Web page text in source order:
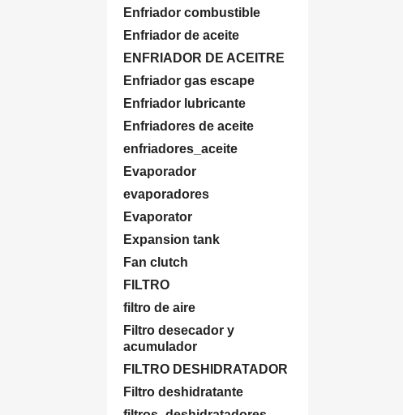
Enfriador combustible
Enfriador de aceite
ENFRIADOR DE ACEITRE
Enfriador gas escape
Enfriador lubricante
Enfriadores de aceite
enfriadores_aceite
Evaporador
evaporadores
Evaporator
Expansion tank
Fan clutch
FILTRO
filtro de aire
Filtro desecador y
acumulador
FILTRO DESHIDRATADOR
Filtro deshidratante